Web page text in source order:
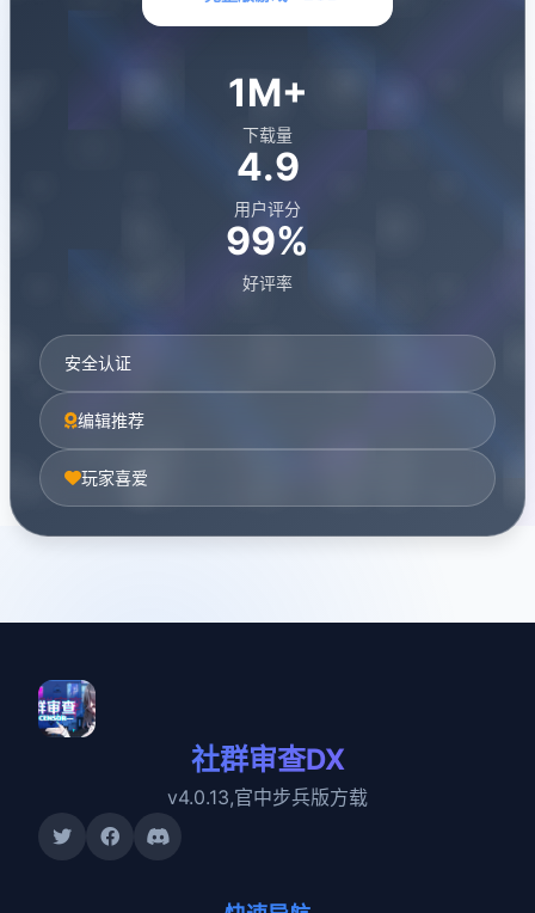
1M+
下载量
4.9
用户评分
99%
好评率
安全认证
编辑推荐
玩家喜爱
社群审查DX
v4.0.13,官中步兵版方载